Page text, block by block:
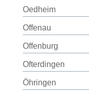
Oedheim
Offenau
Offenburg
Ofterdingen
Öhringen